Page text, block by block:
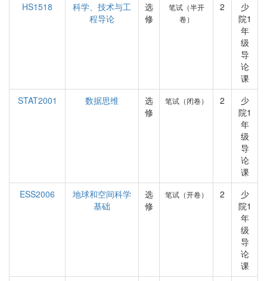
HS1518
科学、技术与工
程导论
选
修
笔试（半开
卷）
2
少
院1
年
级
导
论
课
STAT2001
数据思维
选
修
笔试（闭卷） 2
少
院1
年
级
导
论
课
ESS2006
地球和空间科学
基础
选
修
笔试（开卷） 2
少
院1
年
级
导
论
课